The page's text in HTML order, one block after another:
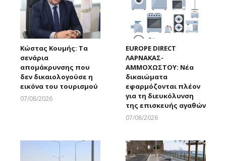
Κώστας Κουμής: Τα
σενάρια
απομάκρυνσης που
δεν δικαιολογούσε η
εικόνα του τουρισμού
07/08/2026
EUROPE DIRECT
ΛΑΡΝΑΚΑΣ-
ΑΜΜΟΧΩΣΤΟΥ: Νέα
δικαιώματα
εφαρμόζονται πλέον
για τη διευκόλυνση
της επισκευής αγαθών
07/08/2026